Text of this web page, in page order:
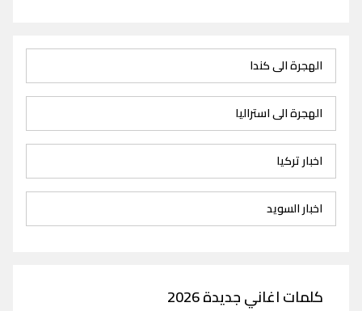
الهجرة الى كندا
الهجرة الى استراليا
اخبار تركيا
اخبار السويد
كلمات اغاني جديدة 2026